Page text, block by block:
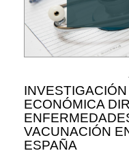
ECONÓMICA
VACUNACIÓN
ESPAÑA